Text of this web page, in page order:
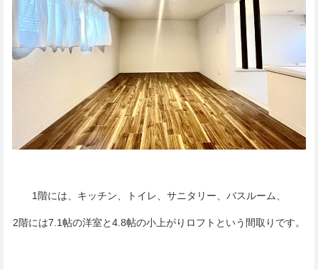
1階には、キッチン、トイレ、サニタリー、バスルーム、
2階には7.1帖の洋室と4.8帖の小上がりロフトという間取りです。